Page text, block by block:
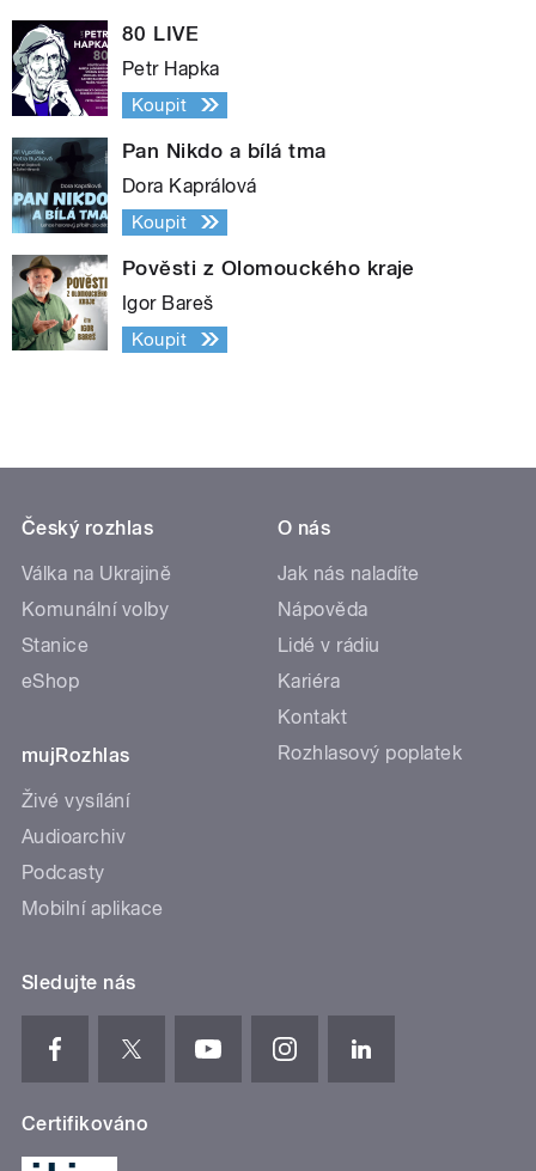
80 LIVE
Petr Hapka
Koupit
Pan Nikdo a bílá tma
Dora Kaprálová
Koupit
Pověsti z Olomouckého kraje
Igor Bareš
Koupit
Český rozhlas
Válka na Ukrajině
Komunální volby
Stanice
eShop
mujRozhlas
Živé vysílání
Audioarchiv
Podcasty
Mobilní aplikace
O nás
Jak nás naladíte
Nápověda
Lidé v rádiu
Kariéra
Kontakt
Rozhlasový poplatek
Sledujte nás
Certifikováno